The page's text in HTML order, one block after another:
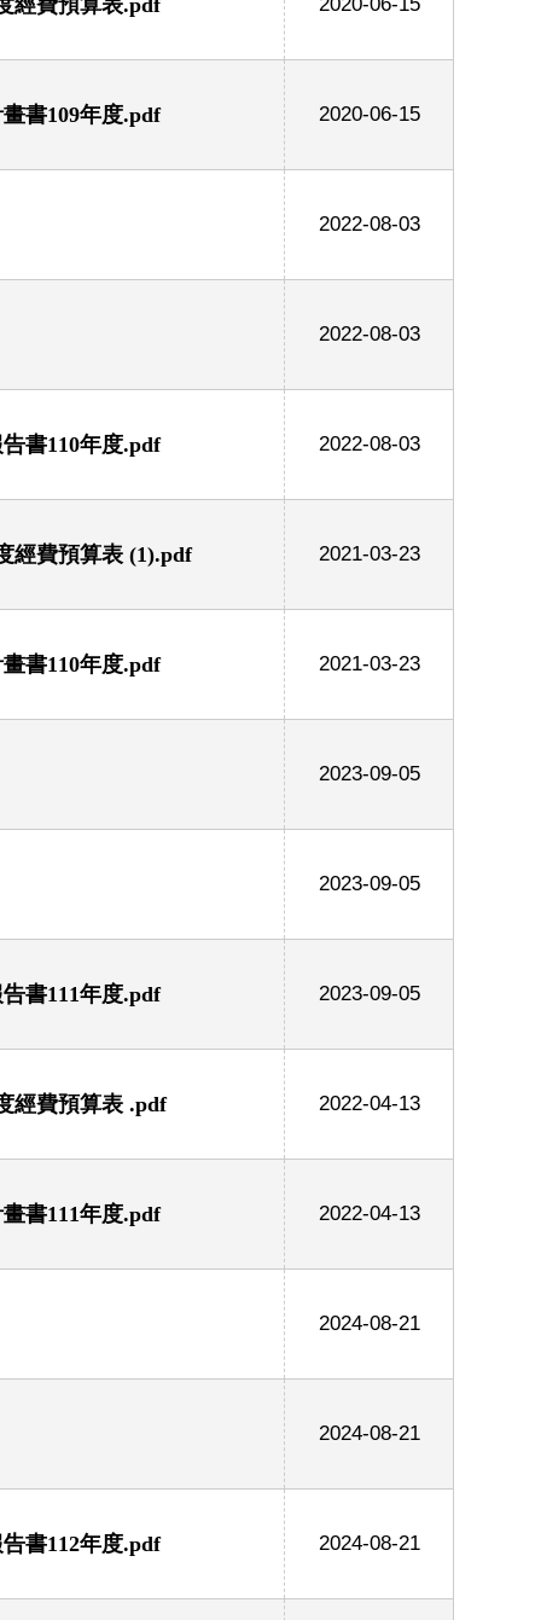
書109年度.pdf 2020-06-15
2022-08-03
2022-08-03
書110年度.pdf 2022-08-03
經費預算表 (1).pdf 2021-03-23
書110年度.pdf 2021-03-23
2023-09-05
2023-09-05
書111年度.pdf 2023-09-05
經費預算表 .pdf 2022-04-13
書111年度.pdf 2022-04-13
2024-08-21
2024-08-21
書112年度.pdf 2024-08-21